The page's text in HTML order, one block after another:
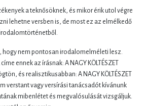
a teknősöknek, és mikor érik utol végre
lehetne versben is, de most ez az elmélkedő
hogy nem pontosan irodalomelméleti lesz.
ennek az írásnak: A NAGY KÖLTÉSZET
és realisztikusabban: A NAGY KÖLTÉSZET
verstant vagy versírási tanácsadót kívánunk
mibenlétet és megvalósulását vizsgáljuk.